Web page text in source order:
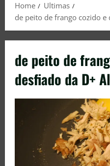
Home
Ultimas
de peito de frango cozido
de peito de
desfiado da D+